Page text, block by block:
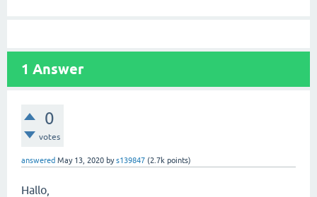
1 Answer
0
votes
answered May 13, 2020 bys139847 (2.7k points)
Hallo,